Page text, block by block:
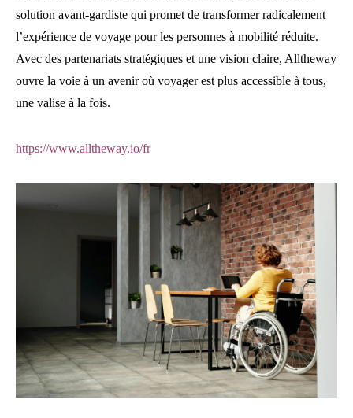
solution avant-gardiste qui promet de transformer radicalement
l’expérience de voyage pour les personnes à mobilité réduite.
Avec des partenariats stratégiques et une vision claire, Alltheway
ouvre la voie à un avenir où voyager est plus accessible à tous,
une valise à la fois.
https://www.alltheway.io/fr